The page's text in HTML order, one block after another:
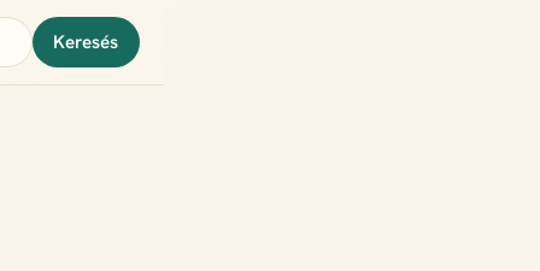
Keresés